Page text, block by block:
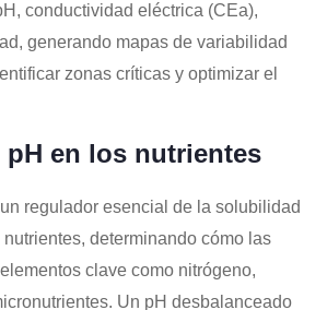
conductividad eléctrica (CEa),
generando mapas de variabilidad
zonas críticas y optimizar el
pH en los nutrientes
un regulador esencial de la solubilidad
nutrientes, determinando cómo las
elementos clave como nitrógeno,
Un pH desbalanceado